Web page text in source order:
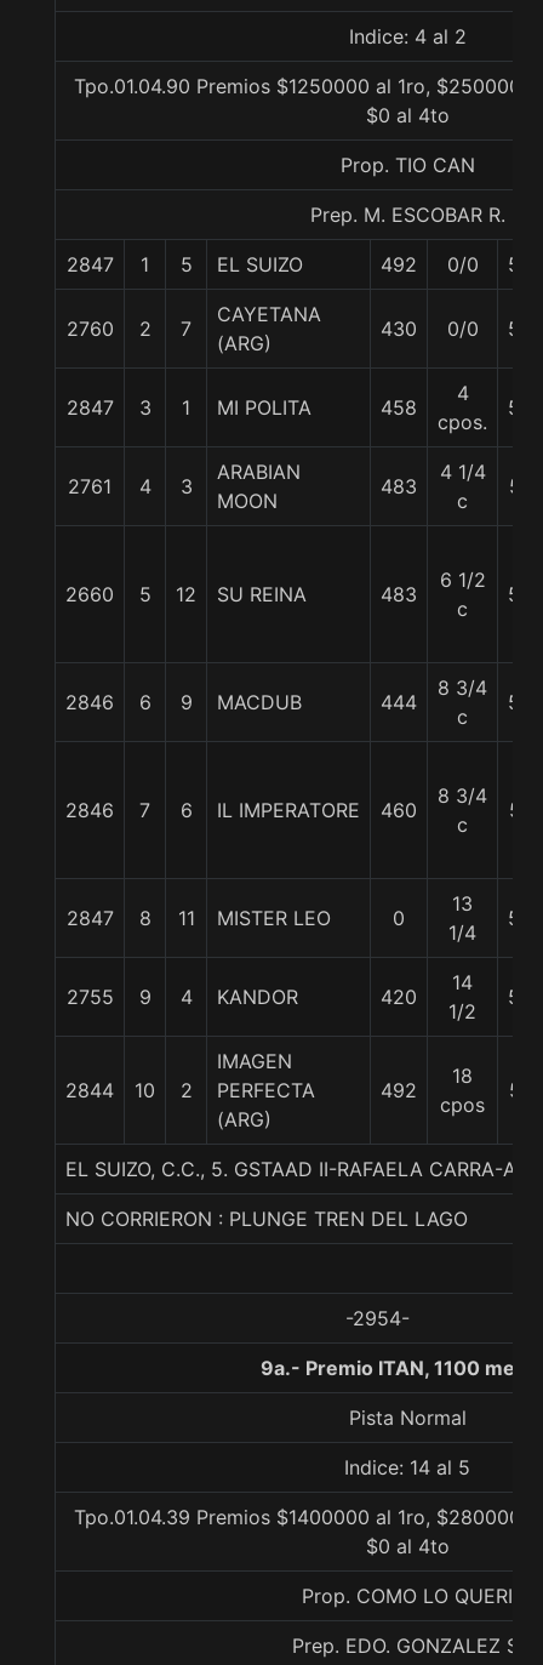
Indice: 4 al 2
Tpo.01.04.90 Premios $1250000 al 1ro, $250000
$0 al 4to
Prop. TIO CAN
Prep. M. ESCOBAR R.
2847 1 5 EL SUIZO 492 0/0 55
2760 2 7
CAYETANA
(ARG)
430 0/0 56
2847 3 1 MI POLITA 458
4
cpos.
56
2761 4 3
ARABIAN
MOON
483
4 1/4
c
57
2660 5 12 SU REINA 483
6 1/2
c
56
2846 6 9 MACDUB 444
8 3/4
c
56
2846 7 6 IL IMPERATORE 460
8 3/4
c
57
2847 8 11 MISTER LEO 0
13
1/4
55
2755 9 4 KANDOR 420
14
1/2
56
2844 10 2
IMAGEN
PERFECTA
(ARG)
492
18
cpos
57
EL SUIZO, C.C., 5. GSTAAD II-RAFAELA CARRA-
NO CORRIERON : PLUNGE TREN DEL LAGO
-2954-
9a.- Premio ITAN, 1100
Pista Normal
Indice: 14 al 5
Tpo.01.04.39 Premios $1400000 al 1ro, $280000
$0 al 4to
Prop. COMO LO QUERI
Prep. EDO. GONZALEZ S.